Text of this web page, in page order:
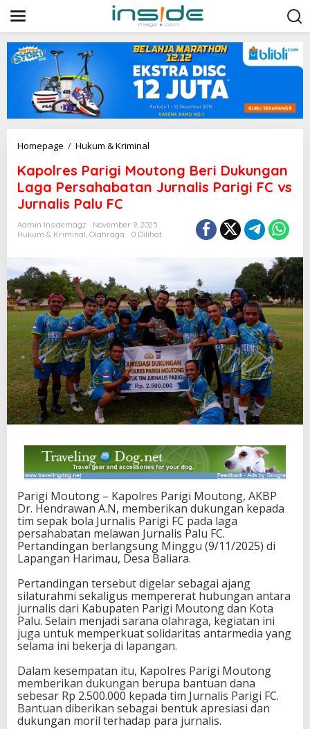
w
Homepage / Hukum & Kriminal
p
o
l
e
s
i
g
i
M
o
u
t
o
n
g
B
e
i
D
u
k
u
n
g
a
n
L
g
a
P
e
r
s
h
a
b
a
t
Kapolres Parigi Moutong Beri Dukungan
Laga Persahabatan Jurnalis Parigi FC vs
Jurnalis Palu FC
Admin Insidemagz
November 9, 2025
Hukum & Kriminal, Olahraga 0 Dilihat
Parigi Moutong – Kapolres Parigi Moutong, AKBP
Dr. Hendrawan A.N, memberikan dukungan kepada
tim sepak bola Jurnalis Parigi FC pada laga
persahabatan melawan Jurnalis Palu FC.
Pertandingan berlangsung Minggu (9/11/2025) di
Lapangan Harimau, Desa Baliara.
Pertandingan tersebut digelar sebagai ajang
silaturahmi sekaligus mempererat hubungan antara
jurnalis dari Kabupaten Parigi Moutong dan Kota
Palu. Selain menjadi sarana olahraga, kegiatan ini
juga untuk memperkuat solidaritas antarmedia yang
selama ini bekerja di lapangan.
Dalam kesempatan itu, Kapolres Parigi Moutong
memberikan dukungan berupa bantuan dana
sebesar Rp 2.500.000 kepada tim Jurnalis Parigi FC.
Bantuan diberikan sebagai bentuk apresiasi dan
dukungan moril terhadap para jurnalis.